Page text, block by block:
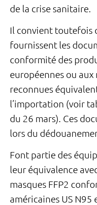
de la crise sanitaire.
Il convient toutefois
fournissent les
conformité des
européennes ou
reconnues
l’importation (voir
du 26 mars). Ces
lors du
Font partie des
leur équivalence
masques FFP2
américaines US N95